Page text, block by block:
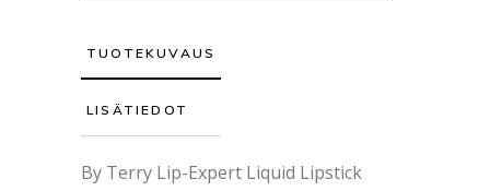
TUOTEKUVAUS
LISÄTIEDOT
By Terry Lip-Expert Liquid Lipstick